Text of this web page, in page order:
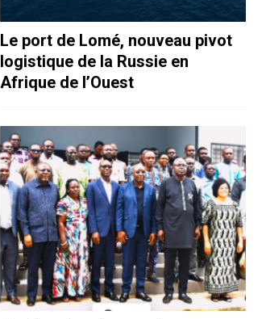
Le port de Lomé, nouveau pivot
logistique de la Russie en
Afrique de l’Ouest